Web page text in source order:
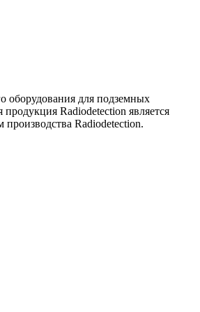
оборудования для подземных
Radiodetection является
Radiodetection.